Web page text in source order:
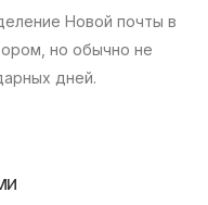
Новой почты в
но обычно не
дней.